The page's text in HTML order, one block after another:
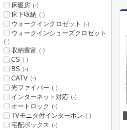
床暖房 (-)
床下収納 (-)
ウォークインクロゼット (-)
ウォークインシューズクロゼット
(-)
収納豊富 (-)
CS (-)
BS (-)
CATV (-)
光ファイバー (-)
インターネット対応 (-)
オートロック (-)
TVモニタ付インターホン (-)
宅配ボックス (-)